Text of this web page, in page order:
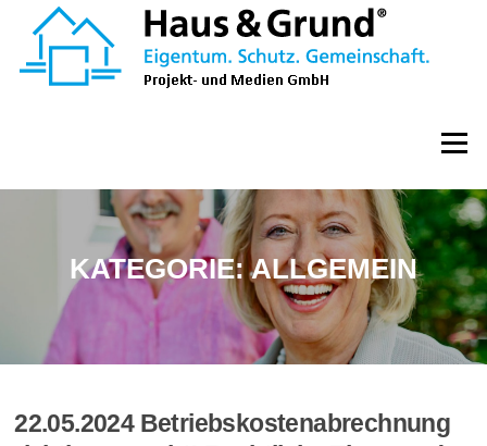
Inhalt
springen
Menü
KATEGORIE:ALLGEMEIN
22.05.2024 Betriebskostenabrechnung